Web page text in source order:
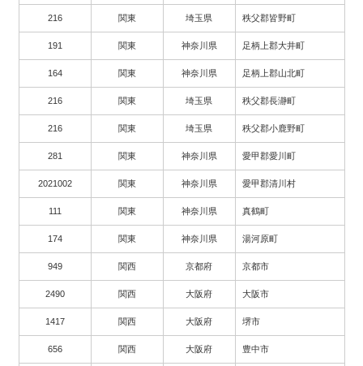
216 関東 埼玉県 秩父郡皆野町
191 関東 神奈川県 足柄上郡大井町
164 関東 神奈川県 足柄上郡山北町
216 関東 埼玉県 秩父郡長瀞町
216 関東 埼玉県 秩父郡小鹿野町
281 関東 神奈川県 愛甲郡愛川町
2021002 関東 神奈川県 愛甲郡清川村
111 関東 神奈川県 真鶴町
174 関東 神奈川県 湯河原町
949 関西 京都府 京都市
2490 関西 大阪府 大阪市
1417 関西 大阪府 堺市
656 関西 大阪府 豊中市